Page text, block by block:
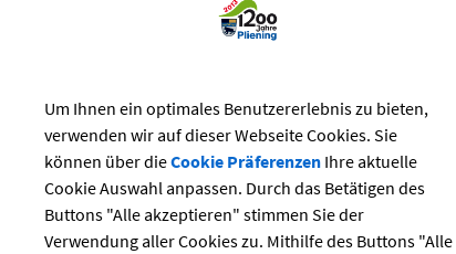
unterstützen und, soweit möglich, die erforderlichen
im Schulwegdienst als Schülerlotsen und Schulbuslotsen
werden geeignete Erwachsene gesucht.
oder Schulbusbegleiter erhalten wetterfeste gelbe
der Tätigkeit kann im Rahmen von Schulveranstaltungen
sie ggf. von der Gemeinde auch eine
Tätigkeit selbst, sowie auf dem direkten Weg zu Ihrem
Diese Versicherung ist kostenlos.
Um Ihnen ein optimales Benutzererlebnis zu bieten,
verwenden wir auf dieser Webseite Cookies. Sie
können über dieCookie PräferenzenIhre aktuelle
Cookie Auswahl anpassen. Durch das Betätigen des
Buttons "Alle akzeptieren" stimmen Sie der
Verwendung aller Cookies zu. Mithilfe des Buttons "Alle